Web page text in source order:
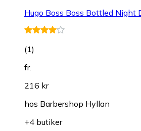
Hugo Boss Boss Bottled Night
(1)
fr.
216 kr
hos Barbershop Hyllan
+4 butiker